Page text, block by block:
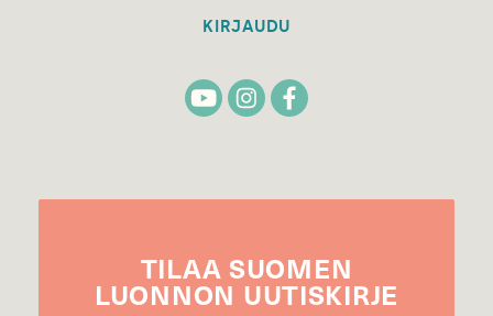
KIRJAUDU
TILAA SUOMEN
LUONNON UUTIS­KIRJE